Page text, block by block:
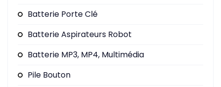
Batterie Porte Clé
Batterie Aspirateurs Robot
Batterie MP3, MP4, Multimédia
Pile Bouton